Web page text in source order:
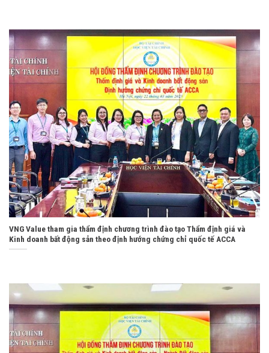
VNG Value tham gia thẩm định chương trình đào tạo Thẩm định giá và
Kinh doanh bất động sản theo định hướng chứng chỉ quốc tế ACCA